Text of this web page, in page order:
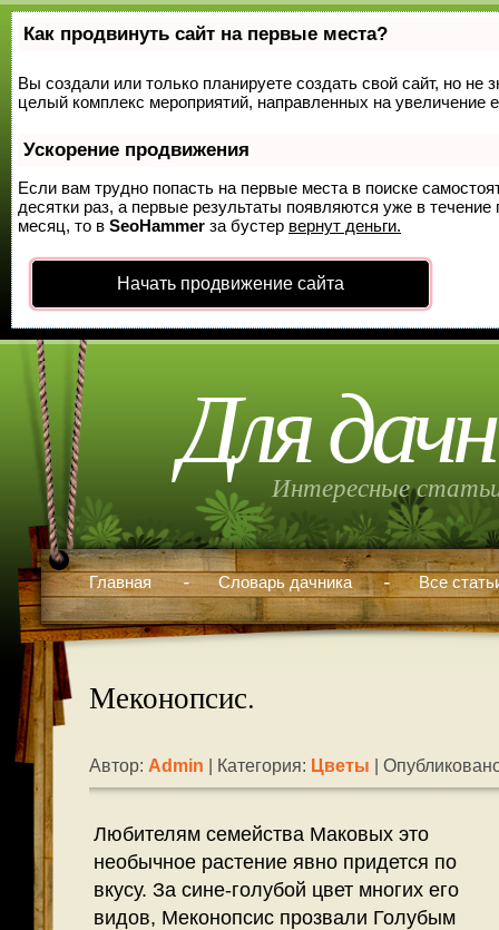
Как продвинуть сайт на первые места?
Вы создали или только планируете создать свой сайт, но не
целый комплекс мероприятий, направленных на увеличение
Ускорение продвижения
Если вам трудно попасть на первые места в поиске
десятки раз, а первые результаты появляются уже в
месяц, то в SeoHammer за бустер вернут деньги.
Начать продвижение сайта
Для
Интересные
Главная Словарь дачника Все
Меконопсис.
Автор: Admin | Категория: Цветы |
Любителям семейства Маковых это
необычное растение явно придется по
вкусу. За сине-голубой цвет многих его
видов, Меконопсис прозвали Голубым